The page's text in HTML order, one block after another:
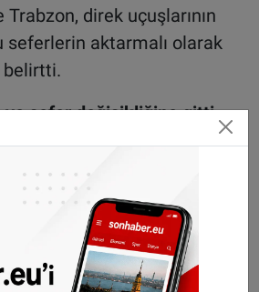
direk uçuşlarının
seferlerin aktarmalı olarak
belirtti.
ve sefer değişikliğine gitti,
değiştirdi
Schiphol’de yaşanan
bazılarını farklı
kararı aldı.
ve Konya uçuşlarının